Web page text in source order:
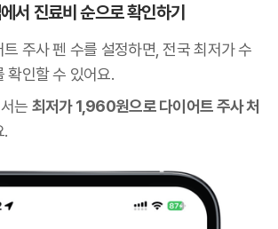
서 진료비 순으로 확인하기
주사 펜 수를 설정하면, 전국 최저가 수
확인할 수 있어요.
는 최저가 1,960원으로 다이어트 주사 처
.